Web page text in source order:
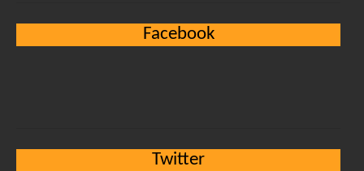
Facebook
Twitter